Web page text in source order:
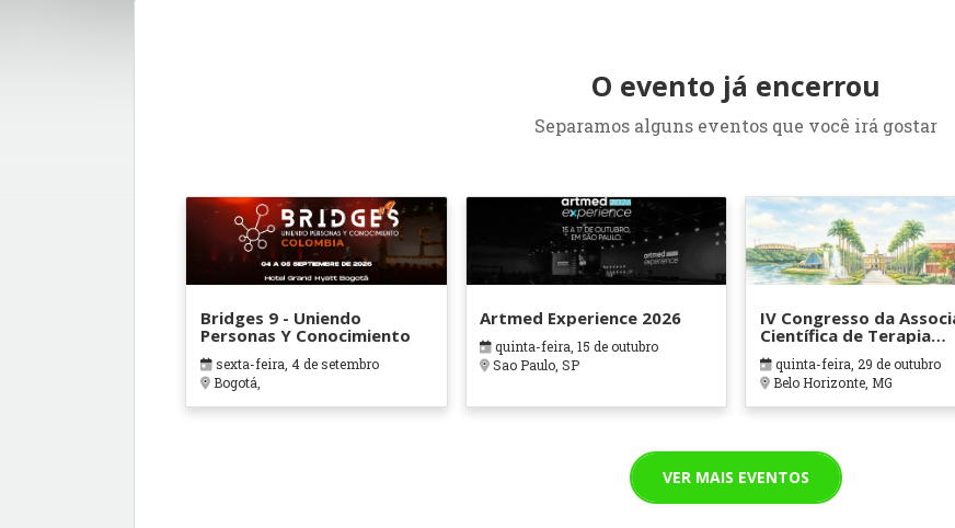
O evento já encerrou
Separamos alguns eventos que você irá gostar
Bridges 9 - Uniendo
Personas Y Conocimiento
sexta-feira, 4 de setembro
Bogotá,
Artmed Experience 2026
quinta-feira, 15 de outubro
Sao Paulo, SP
IV Congresso da
Científica de Terapia
Ocupacional em
Hospitalares e Cuidados
Paliativos - ATOHOSP
quinta-feira, 29 de outubro
Belo Horizonte, MG
VER MAIS EVENTOS